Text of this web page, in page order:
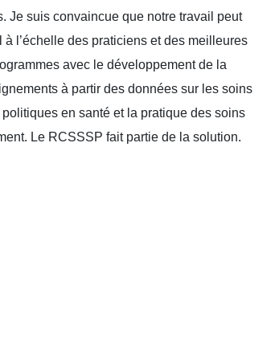
Je suis convaincue que notre travail peut
l’échelle des praticiens et des meilleures
avec le développement de la
à partir des données sur les soins
en santé et la pratique des soins
Le RCSSSP fait partie de la solution.